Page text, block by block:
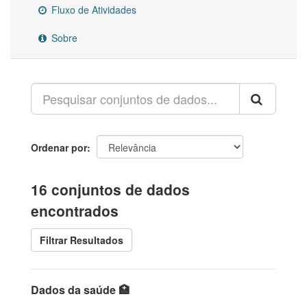
Fluxo de Atividades
Sobre
Ordenar por
16 conjuntos de dados
encontrados
Filtrar Resultados
Dados da saúde 🏥